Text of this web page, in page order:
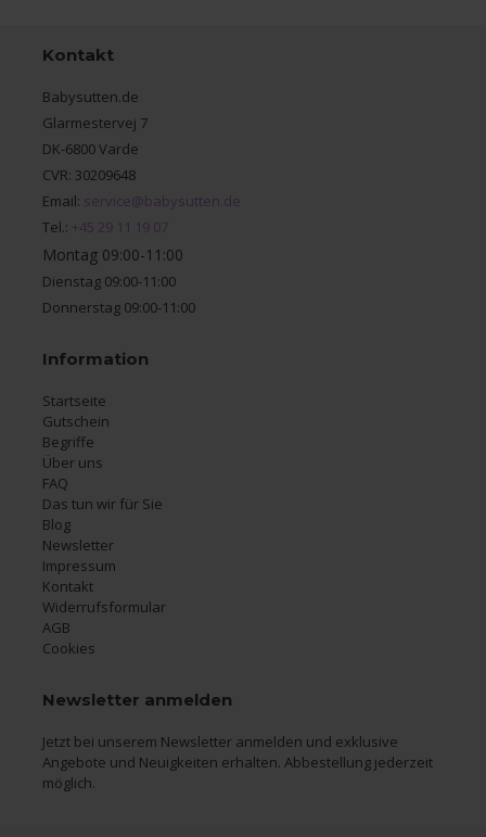
Kontakt
Babysutten.de
Glarmestervej 7
DK-6800 Varde
CVR: 30209648
Email: service@babysutten.de
Tel.: +45 29 11 19 07
Montag 09:00-11:00
Dienstag 09:00-11:00
Donnerstag 09:00-11:00
Information
Startseite
Gutschein
Begriffe
Über uns
FAQ
Das tun wir für Sie
Blog
Newsletter
Impressum
Kontakt
Widerrufsformular
AGB
Cookies
Newsletter anmelden
Jetzt bei unserem Newsletter anmelden und exklusive
Angebote und Neuigkeiten erhalten. Abbestellung jederzeit
möglich.